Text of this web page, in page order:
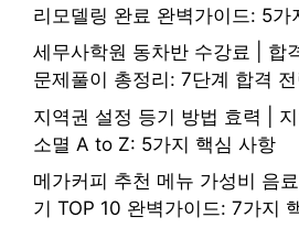
리모델링 완료 완벽가이드: 5가
세무사학원 동차반 수강료 | 합
문제풀이 총정리: 7단계 합격
지역권 설정 등기 방법 효력 |
소멸 A to Z: 5가지 핵심 사항
메가커피 추천 메뉴 가성비 음
기 TOP 10 완벽가이드: 7가지